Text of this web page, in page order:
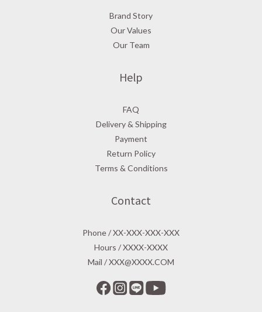
Brand Story
Our Values
Our Team
Help
FAQ
Delivery & Shipping
Payment
Return Policy
Terms & Conditions
Contact
Phone / XX-XXX-XXX-XXX
Hours / XXXX-XXXX
Mail / XXX@XXXX.COM